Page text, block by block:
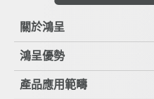
關於鴻呈
鴻呈優勢
產品應用範疇